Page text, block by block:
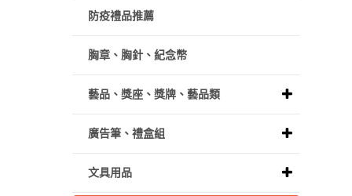
防疫禮品推薦
胸章、胸針、紀念幣
藝品、獎座、獎牌、藝品類
廣告筆、禮盒組
文具用品